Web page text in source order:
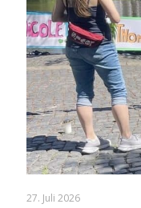
27. Juli 2026